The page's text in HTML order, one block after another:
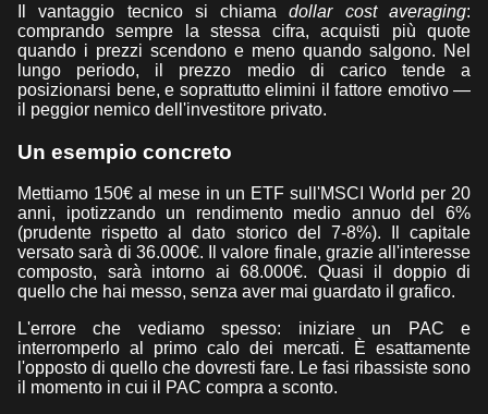
Il vantaggio tecnico si chiamadollar cost averaging:
comprando sempre la stessa cifra, acquisti più quote
quando i prezzi scendono e meno quando salgono. Nel
lungo periodo, il prezzo medio di carico tende a
posizionarsi bene, e soprattutto elimini il fattore emotivo —
il peggior nemico dell'investitore privato.
Un esempio concreto
Mettiamo 150€ al mese in un ETF sull'MSCI World per 20
anni, ipotizzando un rendimento medio annuo del 6%
(prudente rispetto al dato storico del 7-8%). Il capitale
versato sarà di 36.000€. Il valore finale, grazie all'interesse
composto, sarà intorno ai 68.000€. Quasi il doppio di
quello che hai messo, senza aver mai guardato il grafico.
L'errore che vediamo spesso: iniziare un PAC e
interromperlo al primo calo dei mercati. È esattamente
l'opposto di quello che dovresti fare. Le fasi ribassiste sono
il momento in cui il PAC compra a sconto.